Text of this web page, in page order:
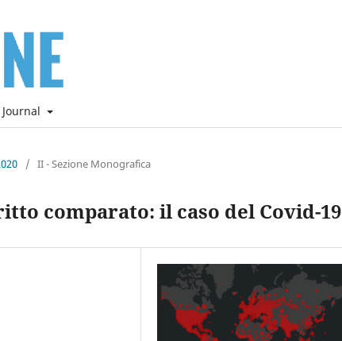
/ II - Sezione Monografica
comparato: il caso del Covid-19